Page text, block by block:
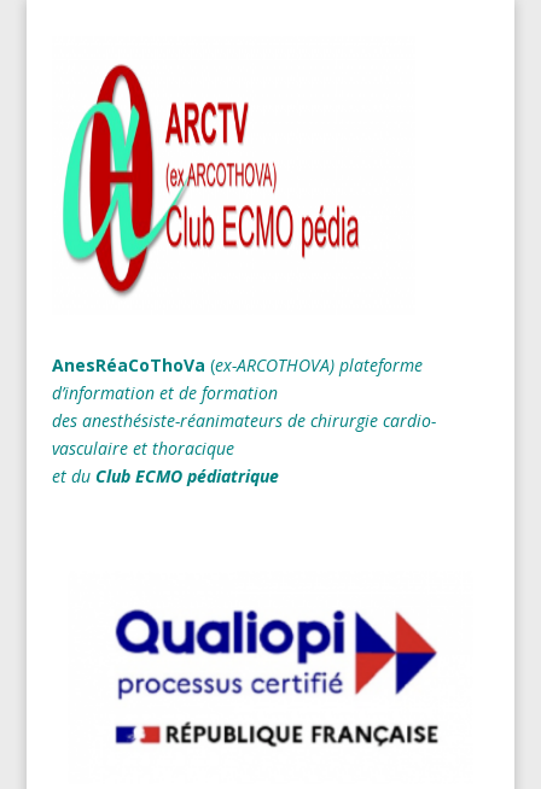
AnesRéaCoThoVa (ex-ARCOTHOVA) plateforme
d’information et de formation
des anesthésiste-réanimateurs de chirurgie cardio-
vasculaire et thoracique
et du Club ECMO pédiatrique